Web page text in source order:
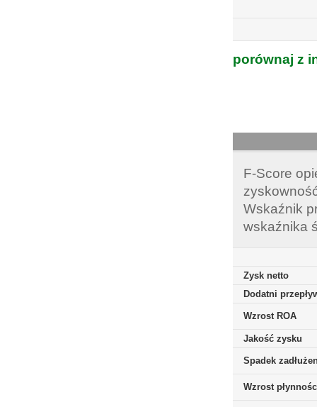
porównaj z
F-Score
Wskaźnik
wskaźnika
Zysk netto
Dodatni
Wzrost ROA
Jakość zysku
Spadek
Wzrost